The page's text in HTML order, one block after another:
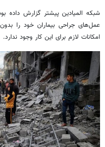
شبکه المیادینپیشتر گزارش داده
عمل‌های جراحی بیماران خود را
امکانات لازم برای این کار وجود ندارد.